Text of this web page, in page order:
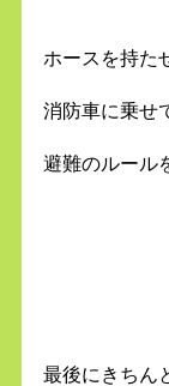
ホースを持た
消防車に乗せ
避難のルール
最後にきちん